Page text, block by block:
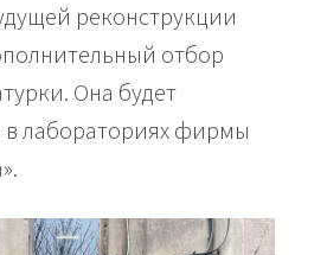
реконструкции
отбор
Она будет
в лабораториях фирмы